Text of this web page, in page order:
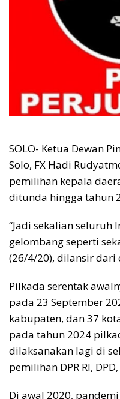
SOLO- Ketua Dewan
Solo, FX Hadi
pemilihan kepala
ditunda hingga tahun
“Jadi sekalian seluruh
gelombang seperti
(26/4/20), dilansir dari
Pilkada serentak
pada 23 September
kabupaten, dan 37
pada tahun 2024
dilaksanakan lagi di
pemilihan DPR RI,
Di awal 2020,